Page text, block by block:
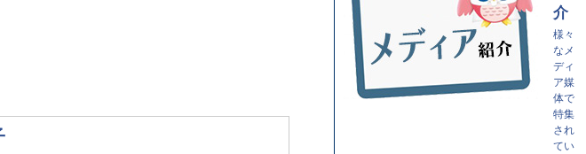
介
様々
なメ
ディ
ア媒
体で
特集
され
てい